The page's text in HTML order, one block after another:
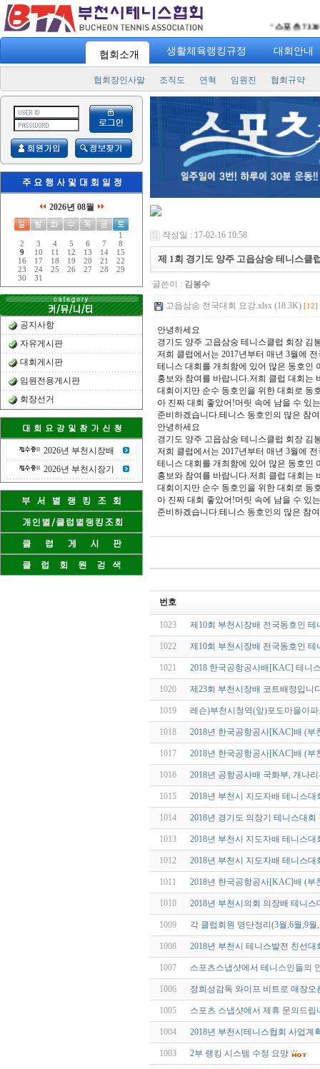
스포츠 7330" 일주
협회소개 생활체육랭킹규정 대회안내
협회장인사말 조직도 연혁 임원진 협회규약
2026년 08월
1
2
3 4 5 6 7
8
9
10 11 12 13 14
15
16
17 18 19 20 21
22
23
24 25 26 27 28
29
30
31
공지사항
자유게시판
대회게시판
임원전용게시판
회장선거
2026년 부천시장배
2026년 부천시장기
작성일 : 17-02-16 10:58
제 1회 경기도 양주 고읍삼숭 테니스클
글쓴이 : 김봉수
고읍삼숭 전국대회 요강.xlsx (18.3K) [12]
안녕하세요
경기도 양주 고읍삼숭 테니스클럽 회장 김
저희 클럽에서는 2017년부터 매년 3월에
테니스 대회를 개최함에 있어 많은 동호인
홍보와 참여를 바랍니다.저희 클럽 대회는
대회이지만 순수 동호인을 위한 대회로 동
아 진짜 대회 좋았어!머릿 속에 남을 수 있
준비하겠습니다.테니스 동호인의 많은 참
안녕하세요
경기도 양주 고읍삼숭 테니스클럽 회장 김
저희 클럽에서는 2017년부터 매년 3월에
테니스 대회를 개최함에 있어 많은 동호인
홍보와 참여를 바랍니다.저희 클럽 대회는
대회이지만 순수 동호인을 위한 대회로 동
아 진짜 대회 좋았어!머릿 속에 남을 수 있
준비하겠습니다.테니스 동호인의 많은 참
번호
1023 제10회 부천시장배 전국동호인
1022 제10회 부천시장배 전국동호인
1021 2018 한국공항공사배[KAC] 테니
1020 제23회 부천시장배 코트배정입니
1019 레슨)부천시청역(앞)포도마을아
1018 2018년 한국공항공사[KAC]배 (
1017 2018년 한국공항공사[KAC]배 (
1016 2018년 공항공사배 국화부, 개나
1015 2018년 부천시 지도자배 테니스대
1014 2018년 경기도 의장기 테니스대회
1013 2018년 부천시 지도자배 테니스대
1012 2018년 부천시 지도자배 테니스대
1011 2018년 한국공항공사[KAC]배 (부
1010 2018년 부천시의회 의장배 테니스
1009 각 클럽회원 명단정리(3월,6월,9월
1008 2018년 부천시 테니스발전 친선
1007 스포츠스냅샷에서 테니스인들의
1006 정희성감독 와이프 비트로 매장오
1005 스포츠 스냅샷에서 제휴 문의드립
1004 2018년 부천시테니스협회 사업계
1003 2부 랭킹 시스템 수정 요망